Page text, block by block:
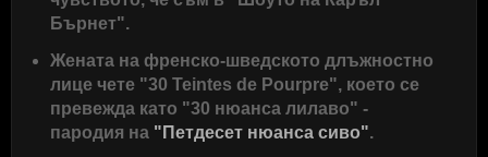
Бърнет".
Жената на френско-шведското длъжностно
лице чете "30 Teintes de Pourpre", което се
превежда като "30 нюанса лилаво" -
пародия на "Петдесет нюанса сиво".